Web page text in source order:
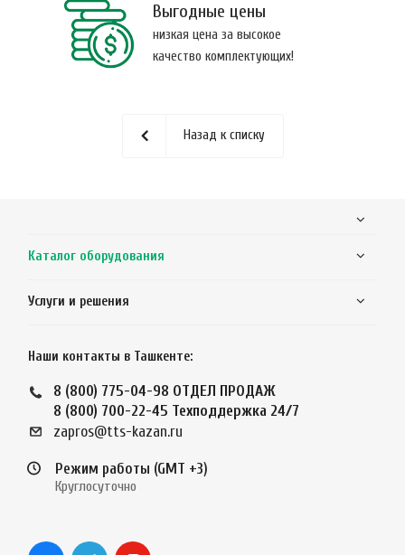
Выгодные цены
низкая цена за высокое
качество комплектующих!
Назад к списку
Каталог оборудования
Услуги и решения
Наши контакты в Ташкенте:
8 (800) 775-04-98 ОТДЕЛ ПРОДАЖ
8 (800) 700-22-45 Техподдержка 24/7
zapros@tts-kazan.ru
Режим работы (GMT +3)
Круглосуточно